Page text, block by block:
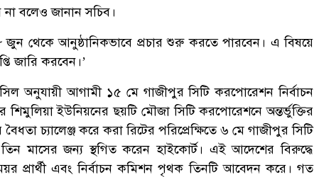
বলেও জানান সচিব।
জুন থেকে আনুষ্ঠানিকভাবে প্রচার শুরু করতে পারবেন। এ বিষয়ে
জারি করবেন।’
অনুযায়ী আগামী ১৫ মে গাজীপুর সিটি করপোরেশন নির্বাচন
শিমুলিয়া ইউনিয়নের ছয়টি মৌজা সিটি করপোরেশনে অন্তর্ভুক্তির
চ্যালেঞ্জ করে করা রিটের পরিপ্রেক্ষিতে ৬ মে গাজীপুর সিটি
তিন মাসের জন্য স্থগিত করেন হাইকোর্ট। এই আদেশের বিরুদ্ধে
প্রার্থী এবং নির্বাচন কমিশন পৃথক তিনটি আবেদন করে। গত